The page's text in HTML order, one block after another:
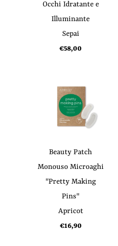
Occhi Idratante e
Illuminante
Sepai
€58,00
Beauty Patch
Monouso Microaghi
"Pretty Making
Pins"
Apricot
€16,90